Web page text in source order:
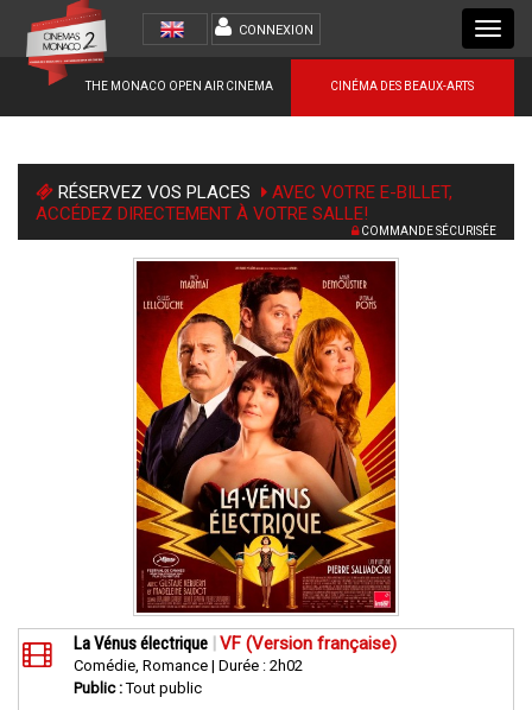
CINÉMA DES BEAUX-ARTS
THE MONACO OPEN AIR CINEMA
CONNEXION
RÉSERVEZ VOS PLACES
AVEC VOTRE E-BILLET,
ACCÉDEZ DIRECTEMENT À VOTRE SALLE!
COMMANDE SÉCURISÉE
La Vénus électrique VF (Version française)
Comédie, Romance | Durée : 2h02
Public :Tout public